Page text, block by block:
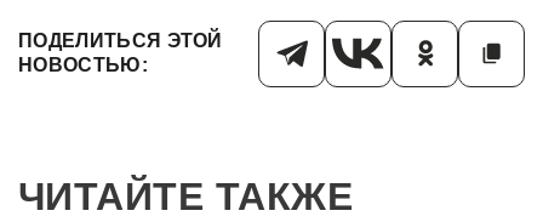
ПОДЕЛИТЬСЯ ЭТОЙ
НОВОСТЬЮ:
ЧИТАЙТЕ ТАКЖЕ